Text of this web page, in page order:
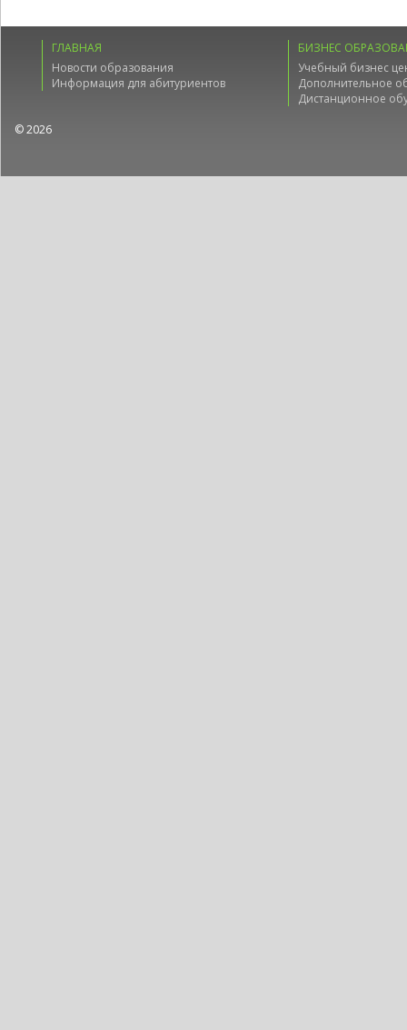
ГЛАВНАЯ
Новости образования
Информация для абитуриентов
БИЗНЕС
Учебный бизнес
Дополнительное
Дистанционное
© 2026